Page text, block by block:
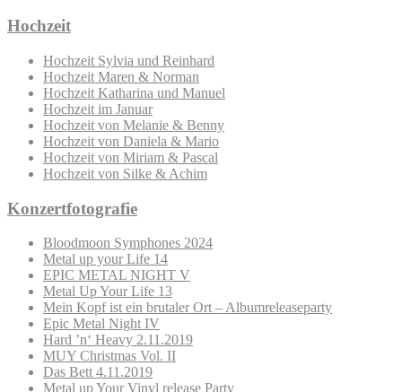
Hochzeit
Hochzeit Sylvia und Reinhard
Hochzeit Maren & Norman
Hochzeit Katharina und Manuel
Hochzeit im Januar
Hochzeit von Melanie & Benny
Hochzeit von Daniela & Mario
Hochzeit von Miriam & Pascal
Hochzeit von Silke & Achim
Konzertfotografie
Bloodmoon Symphones 2024
Metal up your Life 14
EPIC METAL NIGHT V
Metal Up Your Life 13
Mein Kopf ist ein brutaler Ort – Albumreleaseparty
Epic Metal Night IV
Hard ’n‘ Heavy 2.11.2019
MUY Christmas Vol. II
Das Bett 4.11.2019
Metal up Your Vinyl release Party